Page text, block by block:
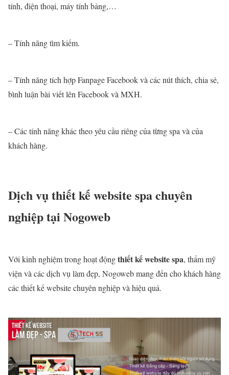
tính, điện thoại, máy tính bảng,…
– Tính năng tìm kiếm.
– Tính năng tích hợp Fanpage Facebook và các nút thích, chia sẻ,
bình luận bài viết lên Facebook và MXH.
– Các tính năng khác theo yêu cầu riêng của từng spa và của
khách hàng.
Dịch vụ thiết kế website spa chuyên
nghiệp tại Nogoweb
Với kinh nghiệm trong hoạt độngthiết kế website spa, thẩm mỹ
viện và các dịch vụ làm đẹp, Nogoweb mang đến cho khách hàng
các thiết kế website chuyên nghiệp và hiệu quả.